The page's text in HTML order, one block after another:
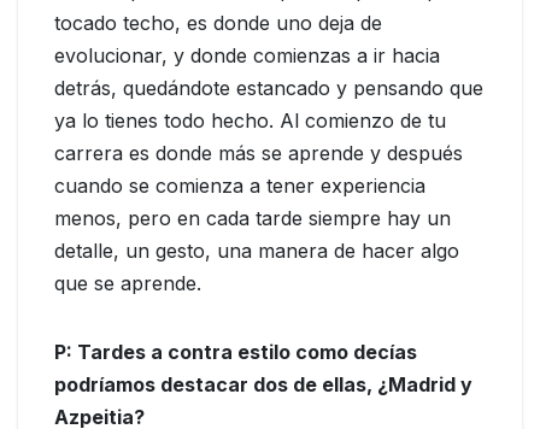
tocado techo, es donde uno deja de
evolucionar, y donde comienzas a ir hacia
detrás, quedándote estancado y pensando que
ya lo tienes todo hecho. Al comienzo de tu
carrera es donde más se aprende y después
cuando se comienza a tener experiencia
menos, pero en cada tarde siempre hay un
detalle, un gesto, una manera de hacer algo
que se aprende.
P: Tardes a contra estilo como decías
podríamos destacar dos de ellas, ¿Madrid y
Azpeitia?